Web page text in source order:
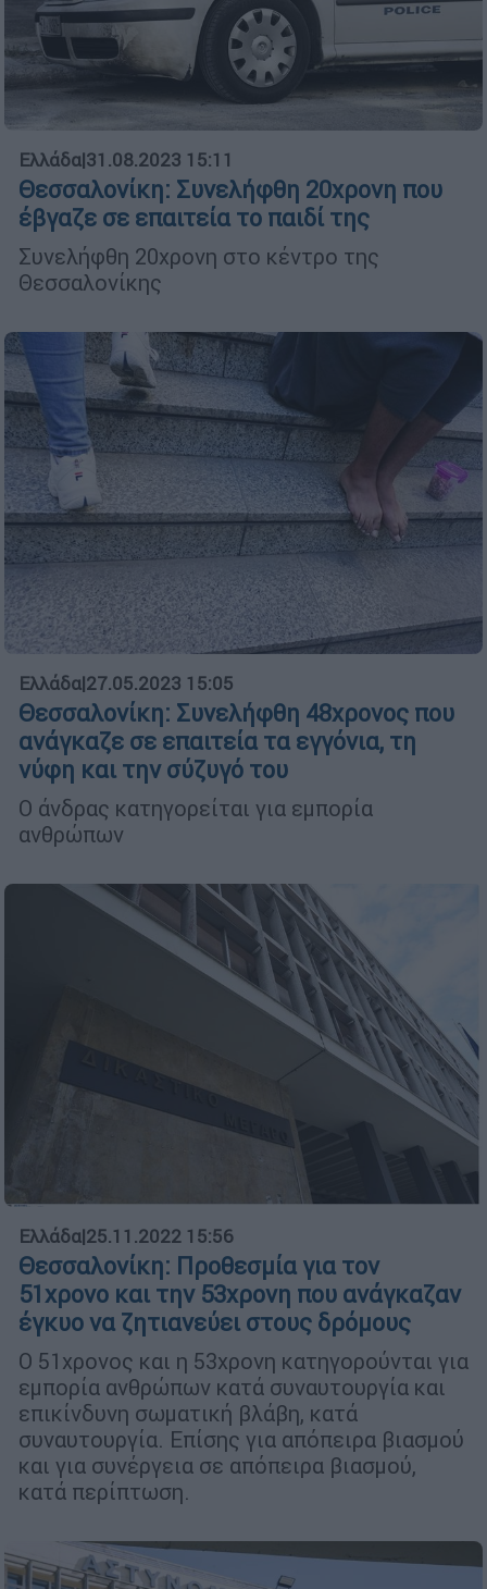
Ελλάδα|31.08.2023 15:11
Θεσσαλονίκη: Συνελήφθη 20χρονη που
έβγαζε σε επαιτεία το παιδί της
Συνελήφθη 20χρονη στο κέντρο της
Θεσσαλονίκης
Ελλάδα|27.05.2023 15:05
Θεσσαλονίκη: Συνελήφθη 48χρονος που
ανάγκαζε σε επαιτεία τα εγγόνια, τη
νύφη και την σύζυγό του
Ο άνδρας κατηγορείται για εμπορία
ανθρώπων
Ελλάδα|25.11.2022 15:56
Θεσσαλονίκη: Προθεσμία για τον
51χρονο και την 53χρονη που ανάγκαζαν
έγκυο να ζητιανεύει στους δρόμους
Ο 51χρονος και η 53χρονη κατηγορούνται για
εμπορία ανθρώπων κατά συναυτουργία και
επικίνδυνη σωματική βλάβη, κατά
συναυτουργία. Επίσης για απόπειρα βιασμού
και για συνέργεια σε απόπειρα βιασμού,
κατά περίπτωση.